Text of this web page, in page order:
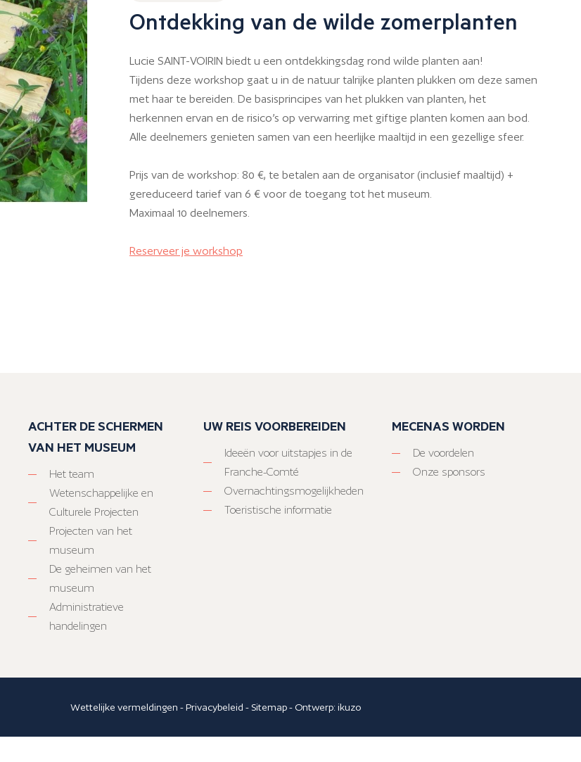
Ontdekking van de wilde zomerplanten
Lucie SAINT-VOIRIN biedt u een ontdekkingsdag rond wilde planten aan!
Tijdens deze workshop gaat u in de natuur talrijke planten plukken om deze samen
met haar te bereiden. De basisprincipes van het plukken van planten, het
herkennen ervan en de risico’s op verwarring met giftige planten komen aan bod.
Alle deelnemers genieten samen van een heerlijke maaltijd in een gezellige sfeer.
Prijs van de workshop: 80 €, te betalen aan de organisator (inclusief maaltijd) +
gereduceerd tarief van 6 € voor de toegang tot het museum.
Maximaal 10 deelnemers.
Reserveer je workshop
ACHTER DE SCHERMEN
VAN HET MUSEUM
Het team
Wetenschappelijke en
Culturele Projecten
Projecten van het
museum
De geheimen van het
museum
Administratieve
handelingen
UW REIS VOORBEREIDEN
Ideeën voor uitstapjes in de
Franche-Comté
Overnachtingsmogelijkheden
Toeristische informatie
MECENAS WORDEN
De voordelen
Onze sponsors
Wettelijke vermeldingen -Privacybeleid - Sitemap- Ontwerp:ikuzo